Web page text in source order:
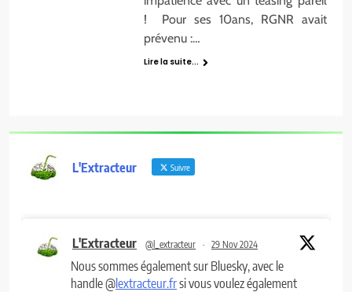
! Pour ses 10ans, RGNR avait
prévenu :…
Lire la suite...
L'Extracteur Suivre
L'Extracteur @l_extracteur · 29 Nov 2024
Nous sommes également sur Bluesky, avec le
handle @lextracteur.frsi vous voulez également